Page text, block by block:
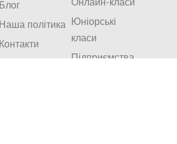
Блог
Наша політика
Контакти
Онлайн-класи
Юніорські
класи
Підприємства